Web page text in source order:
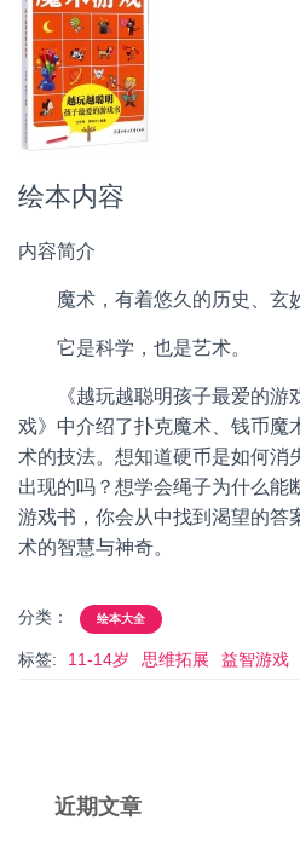
绘本内容
内容简介
魔术，有着悠久的历史、玄妙
它是科学，也是艺术。
《越玩越聪明孩子最爱的游
戏》中介绍了扑克魔术、钱币魔
术的技法。想知道硬币是如何消
出现的吗？想学会绳子为什么能
游戏书，你会从中找到渴望的答
术的智慧与神奇。
分类： 绘本大全
标签: 11-14岁 思维拓展 益智游戏
近期文章